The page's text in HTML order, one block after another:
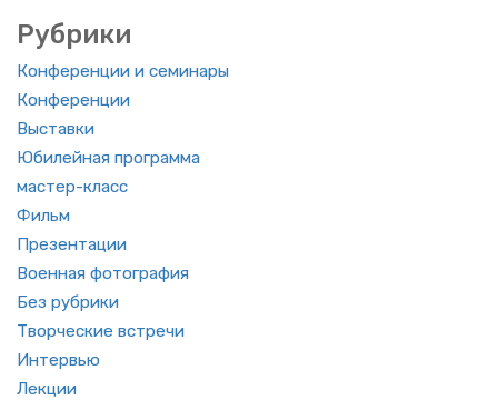
Руб­ри­ки
Кон­фе­рен­ции и се­ми­на­ры
Кон­фе­рен­ции
Вы­став­ки
Юби­лей­ная про­грам­ма
ма­стер-класс
Фильм
Пре­зен­та­ции
Во­ен­ная фо­то­гра­фия
Без руб­ри­ки
Твор­че­ские встре­чи
Ин­тер­вью
Лек­ции